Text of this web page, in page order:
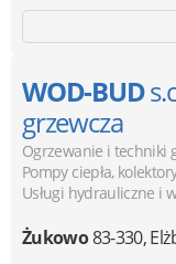
WOD-BUD
grzewcza
Ogrzewanie i techniki
Pompy ciepła,
Usługi hydrauliczne i
Żukowo83-330,